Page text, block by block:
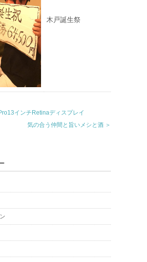
木戸誕生祭
インチRetinaディスプレイ
気の合う仲間と旨いメシと酒 ＞